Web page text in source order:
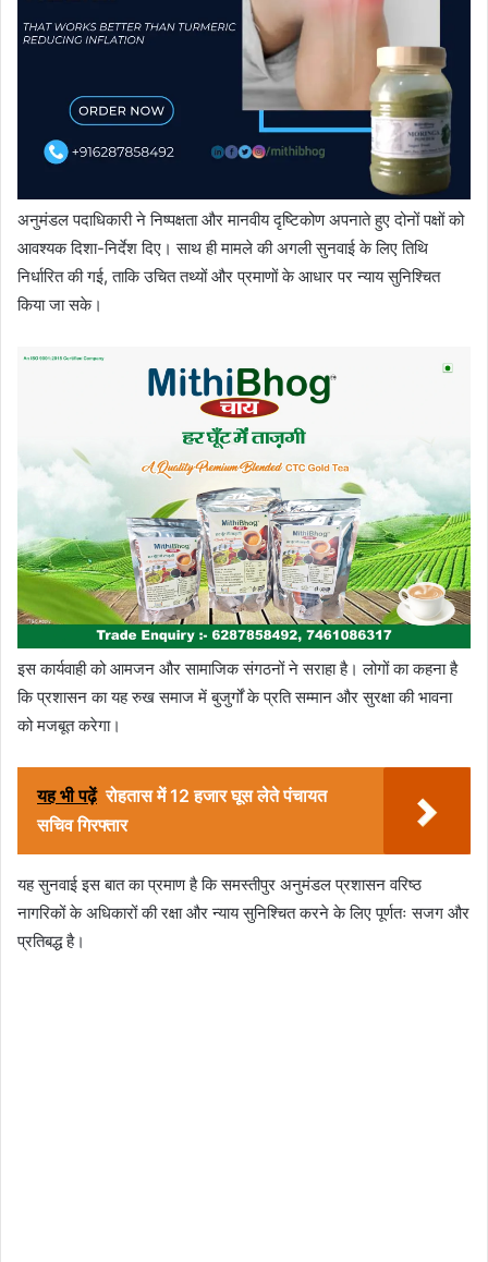
अनुमंडल पदाधिकारी ने निष्पक्षता और मानवीय दृष्टिकोण अपनाते हुए दोनों पक्षों को
आवश्यक दिशा-निर्देश दिए। साथ ही मामले की अगली सुनवाई के लिए तिथि
निर्धारित की गई, ताकि उचित तथ्यों और प्रमाणों के आधार पर न्याय सुनिश्चित
किया जा सके।
इस कार्यवाही को आमजन और सामाजिक संगठनों ने सराहा है। लोगों का कहना है
कि प्रशासन का यह रुख समाज में बुजुर्गों के प्रति सम्मान और सुरक्षा की भावना
को मजबूत करेगा।
यह भी पढ़ें रोहतास में 12 हजार घूस लेते पंचायत
सचिव गिरफ्तार
यह सुनवाई इस बात का प्रमाण है कि समस्तीपुर अनुमंडल प्रशासन वरिष्ठ
नागरिकों के अधिकारों की रक्षा और न्याय सुनिश्चित करने के लिए पूर्णतः सजग और
प्रतिबद्ध है।